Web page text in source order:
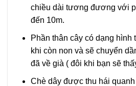
chiều dài tương đương với
đến 10m.
Phần thân cây có dạng hình
khi còn non và sẽ chuyển
đã về già ( đôi khi bạn sẽ
Chè dây được thu hái